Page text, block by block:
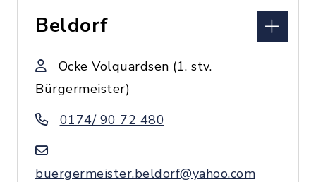
Beldorf
Ocke Volquardsen (1. stv.
Bürgermeister)
0174/ 90 72 480
buergermeister.beldorf@yahoo.com